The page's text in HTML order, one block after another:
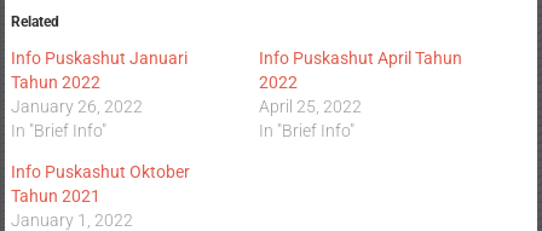
Related
Info Puskashut Januari
Tahun 2022
January 26, 2022
In "Brief Info"
Info Puskashut April Tahun
2022
April 25, 2022
In "Brief Info"
Info Puskashut Oktober
Tahun 2021
January 1, 2022